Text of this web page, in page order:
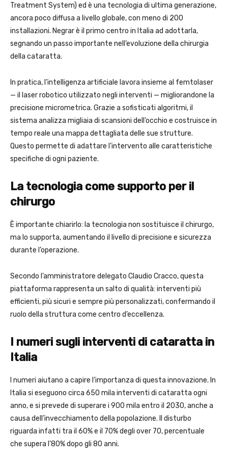
Treatment System) ed è una tecnologia di ultima generazione,
ancora poco diffusa a livello globale, con meno di 200
installazioni. Negrar è il primo centro in Italia ad adottarla,
segnando un passo importante nell’evoluzione della chirurgia
della cataratta.
In pratica, l’intelligenza artificiale lavora insieme al femtolaser
— il laser robotico utilizzato negli interventi — migliorandone la
precisione micrometrica. Grazie a sofisticati algoritmi, il
sistema analizza migliaia di scansioni dell’occhio e costruisce in
tempo reale una mappa dettagliata delle sue strutture.
Questo permette di adattare l’intervento alle caratteristiche
specifiche di ogni paziente.
La tecnologia come supporto per il
chirurgo
È importante chiarirlo: la tecnologia non sostituisce il chirurgo,
ma lo supporta, aumentando il livello di precisione e sicurezza
durante l’operazione.
Secondo l’amministratore delegato Claudio Cracco, questa
piattaforma rappresenta un salto di qualità: interventi più
efficienti, più sicuri e sempre più personalizzati, confermando il
ruolo della struttura come centro d’eccellenza.
I numeri sugli interventi di cataratta in
Italia
I numeri aiutano a capire l’importanza di questa innovazione. In
Italia si eseguono circa 650 mila interventi di cataratta ogni
anno, e si prevede di superare i 900 mila entro il 2030, anche a
causa dell’invecchiamento della popolazione. Il disturbo
riguarda infatti tra il 60% e il 70% degli over 70, percentuale
che supera l’80% dopo gli 80 anni.